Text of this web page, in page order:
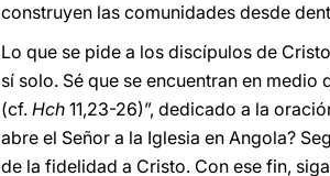
construyen las comunidades desde
Lo que se pide a los discípulos de
sí solo. Sé que se encuentran en
(cf. Hch 11,23-26)”, dedicado a la
abre el Señor a la Iglesia en Angola?
de la fidelidad a Cristo. Con ese fin,